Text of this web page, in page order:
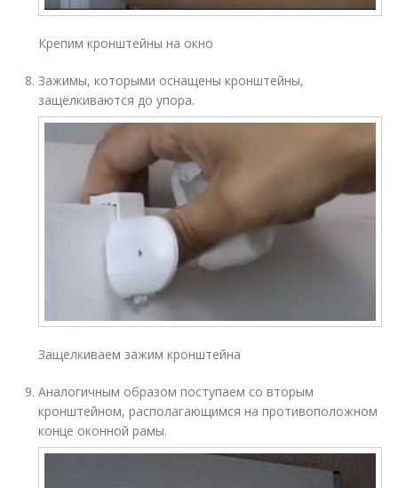
Крепим кронштейны на окно
Зажимы, которыми оснащены кронштейны,
защёлкиваются до упора.
Защелкиваем зажим кронштейна
Аналогичным образом поступаем со вторым
кронштейном, располагающимся на противоположном
конце оконной рамы.